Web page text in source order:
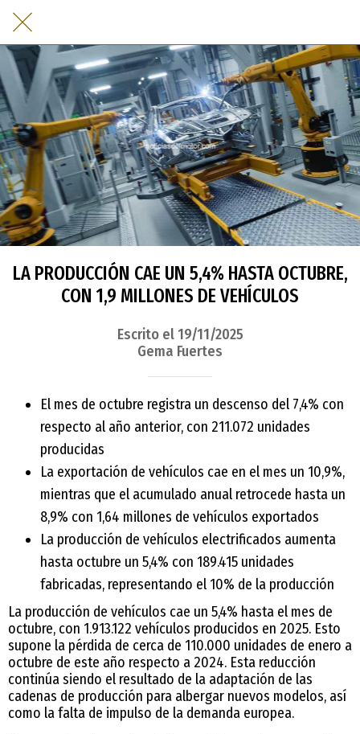
LA PRODUCCIÓN CAE UN 5,4% HASTA OCTUBRE,
CON 1,9 MILLONES DE VEHÍCULOS
Escrito el 19/11/2025
Gema Fuertes
El mes de octubre registra un descenso del 7,4% con
respecto al año anterior, con 211.072 unidades
producidas
La exportación de vehículos cae en el mes un 10,9%,
mientras que el acumulado anual retrocede hasta un
8,9% con 1,64 millones de vehículos exportados
La producción de vehículos electrificados aumenta
hasta octubre un 5,4% con 189.415 unidades
fabricadas, representando el 10% de la producción
La producción de vehículos cae un 5,4% hasta el mes de
octubre, con 1.913.122 vehículos producidos en 2025. Esto
supone la pérdida de cerca de 110.000 unidades de enero a
octubre de este año respecto a 2024. Esta reducción
continúa siendo el resultado de la adaptación de las
cadenas de producción para albergar nuevos modelos, así
como la falta de impulso de la demanda europea.